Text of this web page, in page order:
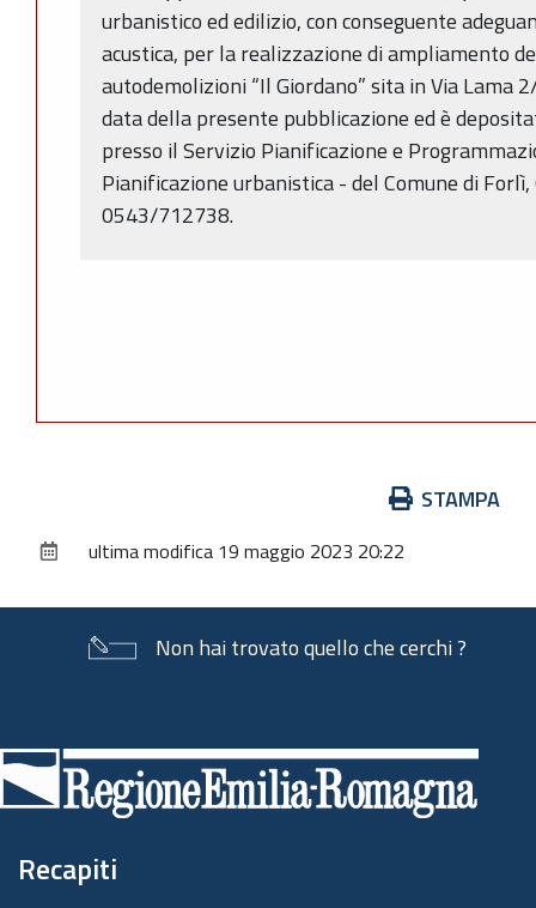
urbanistico ed edilizio, con conseguente
acustica, per la realizzazione di ampliamento
autodemolizioni “Il Giordano” sita in Via Lama
data della presente pubblicazione ed è
presso il Servizio Pianificazione e
Pianificazione urbanistica - del Comune di Forlì,
0543/712738.
documento
STAMPA
ultima modifica 19 maggio 2023 20:22
Non hai trovato quello che cerchi ?
di
pagina
Recapiti